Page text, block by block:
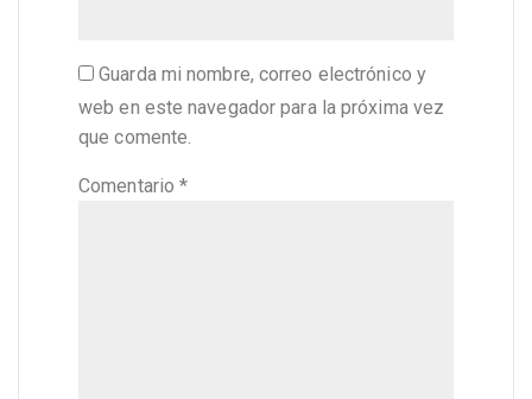
Guarda mi nombre, correo electrónico y
web en este navegador para la próxima vez
que comente.
Comentario*